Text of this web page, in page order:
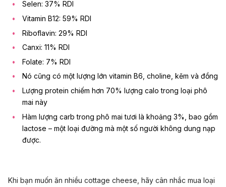
Selen: 37% RDI
Vitamin B12: 59% RDI
Riboflavin: 29% RDI
Canxi: 11% RDI
Folate: 7% RDI
Nó cũng có một lượng lớn vitamin B6, choline, kẽm và đồng
Lượng protein chiếm hơn 70% lượng calo trong loại phô
mai này
Hàm lượng carb trong phô mai tươi là khoảng 3%, bao gồm
lactose – một loại đường mà một số người không dung nạp
được.
Khi bạn muốn ăn nhiều cottage cheese, hãy cân nhắc mua loại